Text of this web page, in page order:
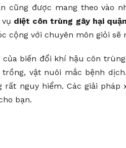
cũng được mang theo vào
diệt côn trùng gây hại
cộng với chuyên môn giỏi sẽ
của biến đổi khí hậu côn
trồng, vật nuôi mắc bệnh
rất nguy hiểm. Các giải pháp
bạn.